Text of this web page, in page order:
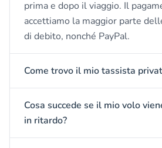
prima e dopo il viaggio. Il
accettiamo la maggior parte
di debito, nonché PayPal.
Come trovo il mio tassista
Cosa succede se il mio volo
in ritardo?